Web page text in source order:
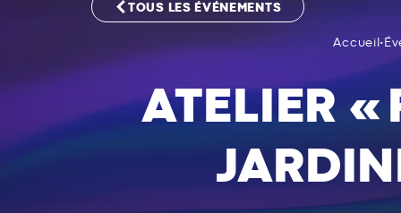
TOUS LES ÉVÉNEMENTS
Accueil •
ATELIER «